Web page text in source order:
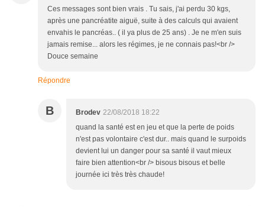
Ces messages sont bien vrais . Tu sais, j'ai perdu 30 kgs,
après une pancréatite aiguë, suite à des calculs qui avaient
envahis le pancréas.. ( il ya plus de 25 ans) . Je ne m'en suis
jamais remise... alors les régimes, je ne connais pas!<br />
Douce semaine
Répondre
B Brodev 22/08/2018 18:22
quand la santé est en jeu et que la perte de poids
n'est pas volontaire c'est dur.. mais quand le surpoids
devient lui un danger pour sa santé il vaut mieux
faire bien attention<br /> bisous bisous et belle
journée ici très très chaude!